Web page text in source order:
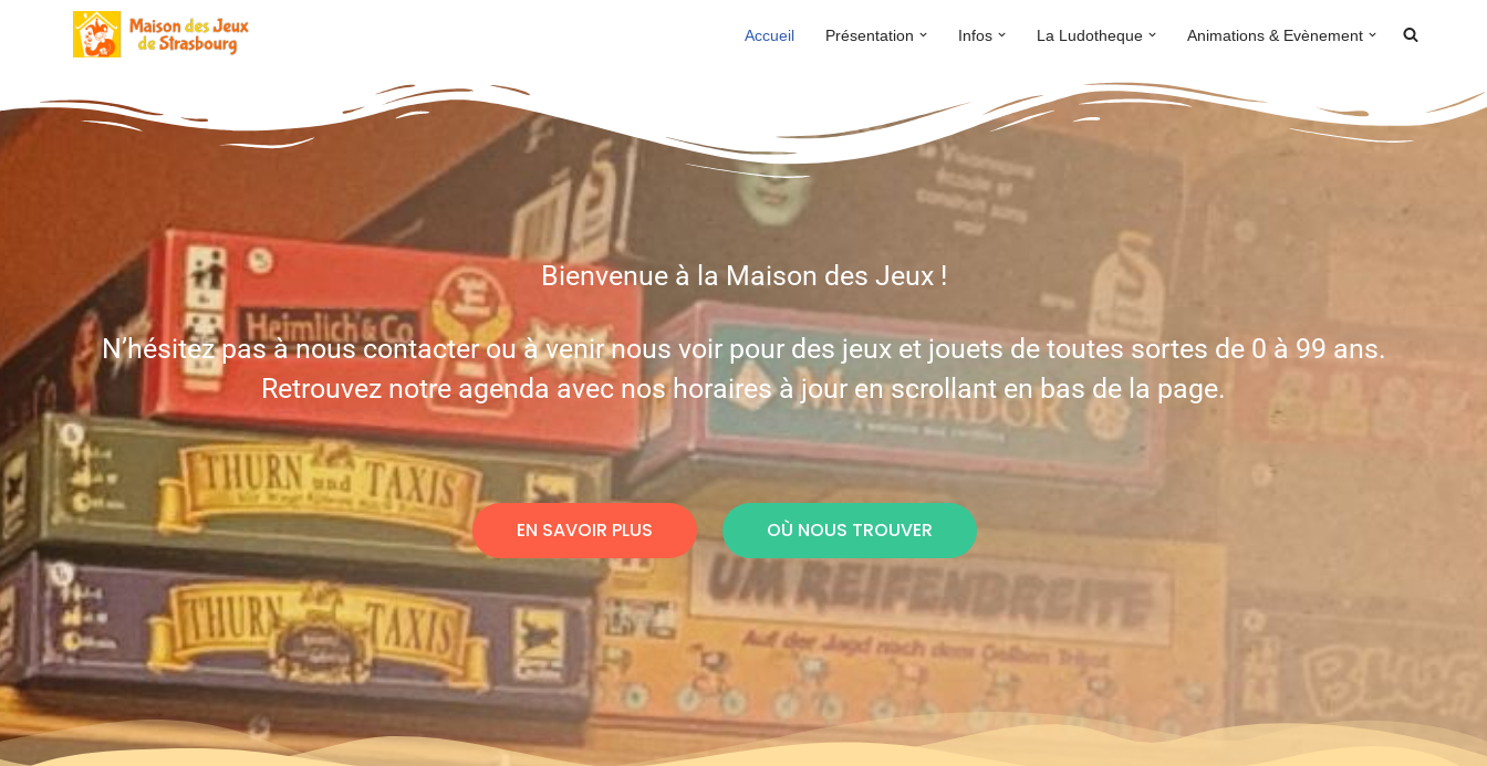
contenu
Accueil Présentation Infos La Ludotheque Animations & Evènement
Bienvenue à la Maison des Jeux !
N’hésitez pas à nous contacter ou à venir nous voir pour des jeux et jouets de toutes sortes de 0 à 99 ans.
Retrouvez notre agenda avec nos horaires à jour en scrollant en bas de la page.
EN SAVOIR PLUS OÙ NOUS TROUVER